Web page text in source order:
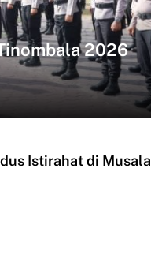
2026
Istirahat di Musala